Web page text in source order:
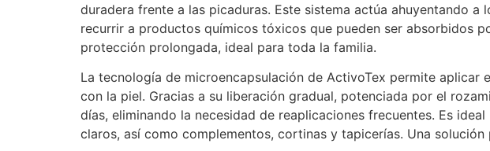
duradera frente a las picaduras. Este sistema actúa ahuyentando
recurrir a productos químicos tóxicos que pueden ser absorbidos
protección prolongada, ideal para toda la familia.
La tecnología de microencapsulación de ActivoTex permite
con la piel. Gracias a su liberación gradual, potenciada por el
días, eliminando la necesidad de reaplicaciones frecuentes. Es
claros, así como complementos, cortinas y tapicerías. Una